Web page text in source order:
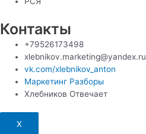
Контакты
+79526173498
xlebnikov.marketing@yandex.ru
vk.com/xlebnikov_anton
Маркетинг Разборы
Хлебников Отвечает
X